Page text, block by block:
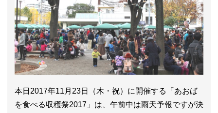
本日2017年11月23日（木・祝）に開催する「あおば
を食べる収穫祭2017」は、午前中は雨天予報ですが決